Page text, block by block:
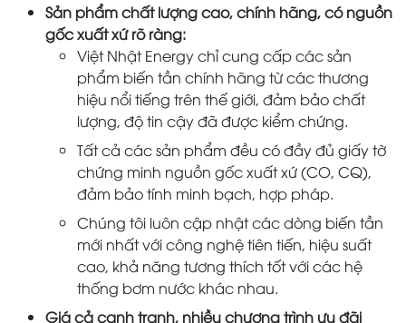
Sản phẩm chất lượng cao, chính hãng, có nguồn
gốc xuất xứ rõ ràng:
Việt Nhật Energy chỉ cung cấp các sản
phẩm biến tần chính hãng từ các thương
hiệu nổi tiếng trên thế giới, đảm bảo chất
lượng, độ tin cậy đã được kiểm chứng.
Tất cả các sản phẩm đều có đầy đủ giấy tờ
chứng minh nguồn gốc xuất xứ (CO, CQ),
đảm bảo tính minh bạch, hợp pháp.
Chúng tôi luôn cập nhật các dòng biến tần
mới nhất với công nghệ tiên tiến, hiệu suất
cao, khả năng tương thích tốt với các hệ
thống bơm nước khác nhau.
Giá cả cạnh tranh, nhiều chương trình ưu đãi